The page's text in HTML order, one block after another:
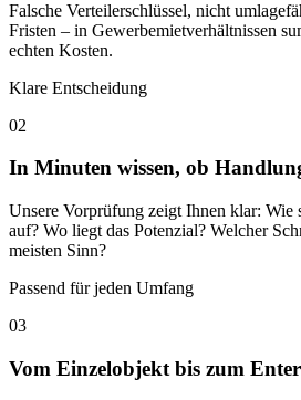
Falsche Verteilerschlüssel, nicht
Fristen – in Gewerbemietverhältnissen
echten Kosten.
Klare Entscheidung
02
In Minuten wissen, ob
Unsere Vorprüfung zeigt Ihnen klar: Wie
auf? Wo liegt das Potenzial? Welcher
meisten Sinn?
Passend für jeden Umfang
03
Vom Einzelobjekt bis zum